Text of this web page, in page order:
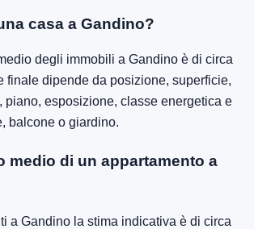
casa a Gandino?
degli immobili a Gandino è di circa
finale dipende da posizione, superficie,
piano, esposizione, classe energetica e
balcone o giardino.
medio di un appartamento a
a Gandino la stima indicativa è di circa